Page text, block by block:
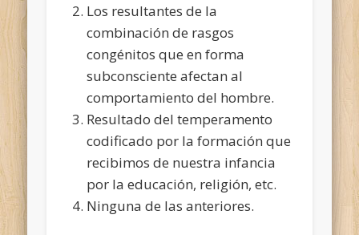
Los resultantes de la
combinación de rasgos
congénitos que en forma
subconsciente afectan al
comportamiento del hombre.
Resultado del temperamento
codificado por la formación que
recibimos de nuestra infancia
por la educación, religión, etc.
Ninguna de las anteriores.